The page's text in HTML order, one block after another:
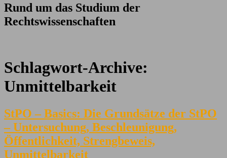
Rund um das Studium der
Rechtswissenschaften
Schlagwort-Archive:
Unmittelbarkeit
StPO – Basics: Die Grundsätze der StPO
– Untersuchung, Beschleunigung,
Öffentlichkeit, Strengbeweis,
Unmittelbarkeit